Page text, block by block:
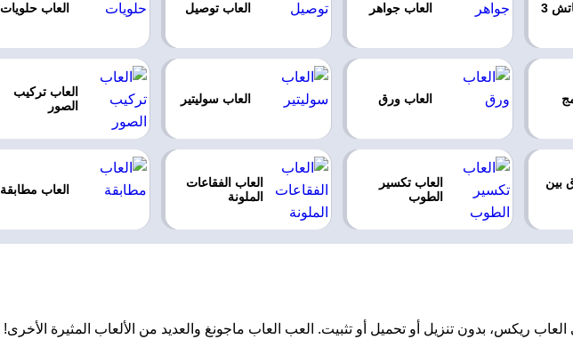
3 العاب جواهر العاب توصيل العاب حلويات
العاب ورق العاب سوليتير
العاب تركيب
الصور
بين
العاب تكسير
الطوب
العاب الفقاعات
الملونة
العاب مطابقة
ريكس، بدون تنزيل أو تحميل أو تثبيت. العب العاب ماجونغ والعديد من الألعاب المثيرة الأخرى!